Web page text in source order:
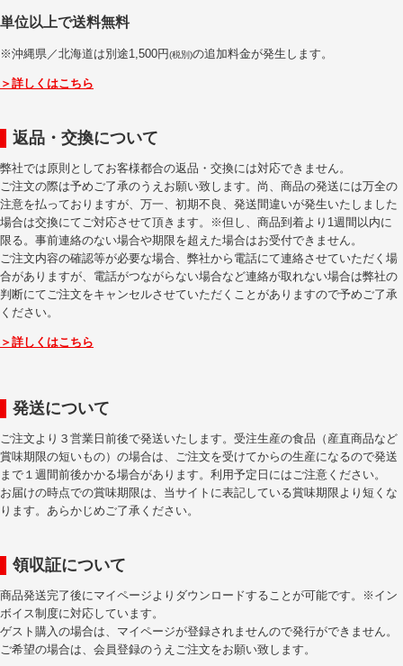
単位以上で送料無料
※沖縄県／北海道は別途1,500円(税別)の追加料金が発生します。
＞詳しくはこちら
返品・交換について
弊社では原則としてお客様都合の返品・交換には対応できません。
ご注文の際は予めご了承のうえお願い致します。尚、商品の発送には万全の
注意を払っておりますが、万一、初期不良、発送間違いが発生いたしました
場合は交換にてご対応させて頂きます。※但し、商品到着より1週間以内に
限る。事前連絡のない場合や期限を超えた場合はお受付できません。
ご注文内容の確認等が必要な場合、弊社から電話にて連絡させていただく場
合がありますが、電話がつながらない場合など連絡が取れない場合は弊社の
判断にてご注文をキャンセルさせていただくことがありますので予めご了承
ください。
＞詳しくはこちら
発送について
ご注文より３営業日前後で発送いたします。受注生産の食品（産直商品など
賞味期限の短いもの）の場合は、ご注文を受けてからの生産になるので発送
まで１週間前後かかる場合があります。利用予定日にはご注意ください。
お届けの時点での賞味期限は、当サイトに表記している賞味期限より短くな
ります。あらかじめご了承ください。
領収証について
商品発送完了後にマイページよりダウンロードすることが可能です。※イン
ボイス制度に対応しています。
ゲスト購入の場合は、マイページが登録されませんので発行ができません。
ご希望の場合は、会員登録のうえご注文をお願い致します。